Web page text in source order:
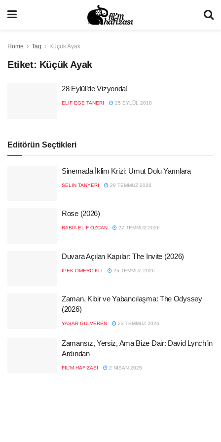
Home Tag Küçük Ayak
Etiket: Küçük Ayak
28 Eylül’de Vizyonda!
ELIF EGE TANERI 25 EYLÜL 2018
Editörün Seçtikleri
Sinemada İklim Krizi: Umut Dolu Yarınlara
SELIN TANYERI 29 TEMMUZ 2026
Rose (2026)
RABIA ELIF ÖZCAN 27 TEMMUZ 2026
Duvara Açılan Kapılar: The Invite (2026)
İPEK ÖMERCIKLI 26 TEMMUZ 2026
Zaman, Kibir ve Yabancılaşma: The Odyssey
(2026)
YAŞAR GÜLVEREN 23 TEMMUZ 2026
Zamansız, Yersiz, Ama Bize Dair: David Lynch’in
Ardından
FIL'M HAFIZASI 2 NISAN 2025